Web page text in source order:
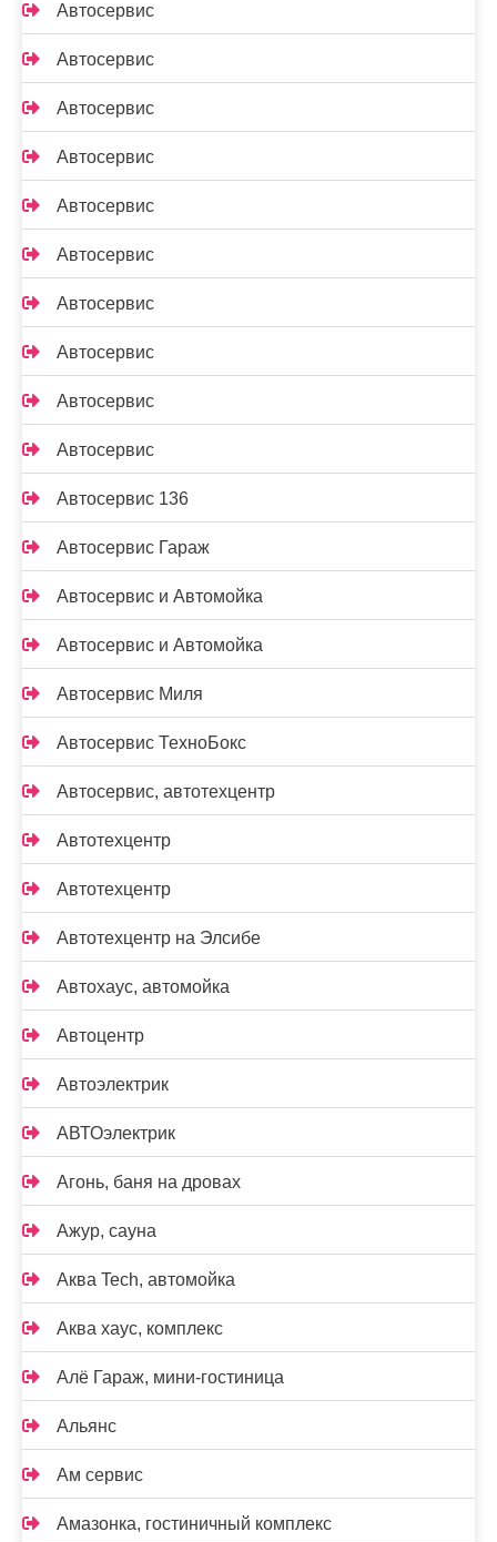
Автосервис
Автосервис
Автосервис
Автосервис
Автосервис
Автосервис
Автосервис
Автосервис
Автосервис
Автосервис
Автосервис 136
Автосервис Гараж
Автосервис и Автомойка
Автосервис и Автомойка
Автосервис Миля
Автосервис ТехноБокс
Автосервис, автотехцентр
Автотехцентр
Автотехцентр
Автотехцентр на Элсибе
Автохаус, автомойка
Автоцентр
Автоэлектрик
АВТОэлектрик
Агонь, баня на дровах
Ажур, сауна
Аква Tech, автомойка
Аква хаус, комплекс
Алё Гараж, мини-гостиница
Альянс
Ам сервис
Амазонка, гостиничный комплекс